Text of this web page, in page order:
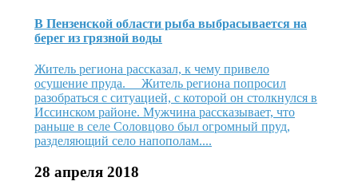
В Пензенской области рыба выбрасывается на
берег из грязной воды
Житель региона рассказал, к чему привело
осушение пруда. Житель региона попросил
разобраться с ситуацией, с которой он столкнулся в
Иссинском районе. Мужчина рассказывает, что
раньше в селе Соловцово был огромный пруд,
разделяющий село напополам....
28 апреля 2018